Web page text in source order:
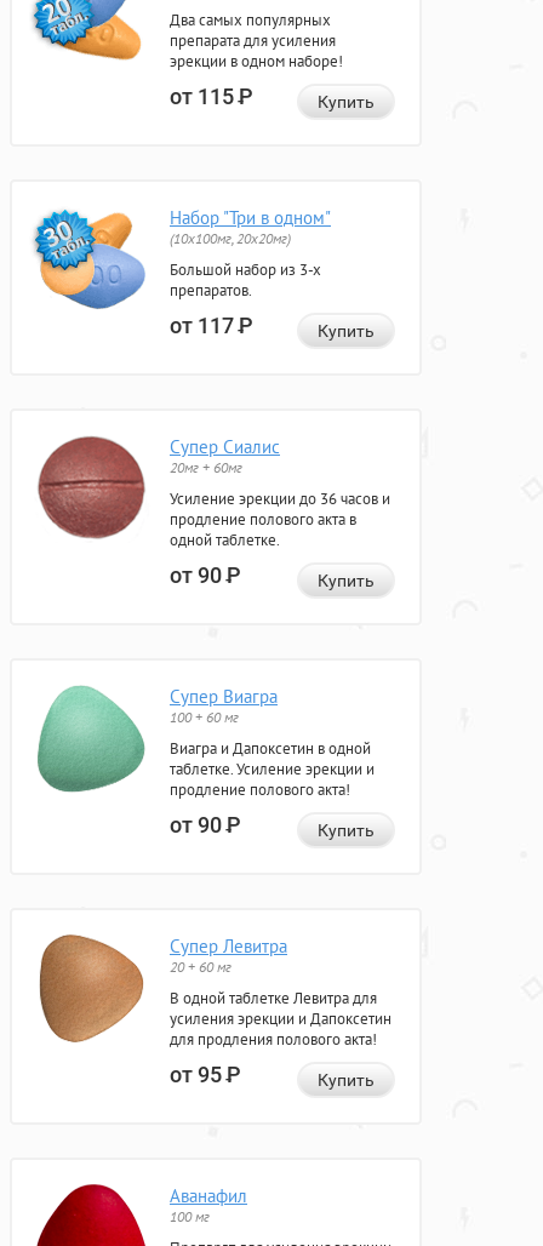
Два самых популярных
препарата для усиления
эрекции в одном наборе!
от 115Р Купить
Набор "Три в одном"
(10x100мг, 20x20мг)
Большой набор из 3-х
препаратов.
от 117Р Купить
Супер Сиалис
20мг + 60мг
Усиление эрекции до 36 часов и
продление полового акта в
одной таблетке.
от 90Р Купить
Супер Виагра
100 + 60 мг
Виагра и Дапоксетин в одной
таблетке. Усиление эрекции и
продление полового акта!
от 90Р Купить
Супер Левитра
20 + 60 мг
В одной таблетке Левитра для
усиления эрекции и Дапоксетин
для продления полового акта!
от 95Р Купить
Аванафил
100 мг